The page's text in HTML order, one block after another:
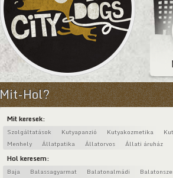
Mit-Hol?
Mit keresek:
Szolgáltatások Kutyapanzió Kutyakozmetika
Menhely
Állatpatika Állatorvos Állati áruház
Hol keresem:
Baja Balassagyarmat Balatonalmádi